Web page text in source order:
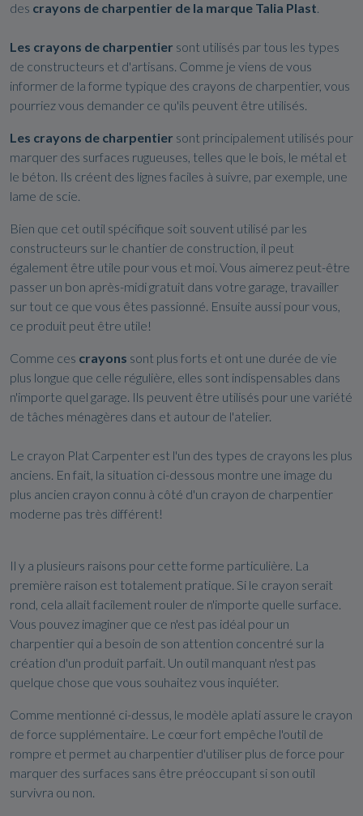
des crayons de charpentier de la marque Talia Plast.
Les crayons de charpentier sont utilisés par tous les types
de constructeurs et d'artisans. Comme je viens de vous
informer de la forme typique des crayons de charpentier, vous
pourriez vous demander ce qu'ils peuvent être utilisés.
Les crayons de charpentier sont principalement utilisés pour
marquer des surfaces rugueuses, telles que le bois, le métal et
le béton. Ils créent des lignes faciles à suivre, par exemple, une
lame de scie.
Bien que cet outil spécifique soit souvent utilisé par les
constructeurs sur le chantier de construction, il peut
également être utile pour vous et moi. Vous aimerez peut-être
passer un bon après-midi gratuit dans votre garage, travailler
sur tout ce que vous êtes passionné. Ensuite aussi pour vous,
ce produit peut être utile!
Comme ces crayons sont plus forts et ont une durée de vie
plus longue que celle régulière, elles sont indispensables dans
n'importe quel garage. Ils peuvent être utilisés pour une variété
de tâches ménagères dans et autour de l'atelier.
Le crayon Plat Carpenter est l'un des types de crayons les plus
anciens. En fait, la situation ci-dessous montre une image du
plus ancien crayon connu à côté d'un crayon de charpentier
moderne pas très différent!
Il y a plusieurs raisons pour cette forme particulière. La
première raison est totalement pratique. Si le crayon serait
rond, cela allait facilement rouler de n'importe quelle surface.
Vous pouvez imaginer que ce n'est pas idéal pour un
charpentier qui a besoin de son attention concentré sur la
création d'un produit parfait. Un outil manquant n'est pas
quelque chose que vous souhaitez vous inquiéter.
Comme mentionné ci-dessus, le modèle aplati assure le crayon
de force supplémentaire. Le cœur fort empêche l'outil de
rompre et permet au charpentier d'utiliser plus de force pour
marquer des surfaces sans être préoccupant si son outil
survivra ou non.